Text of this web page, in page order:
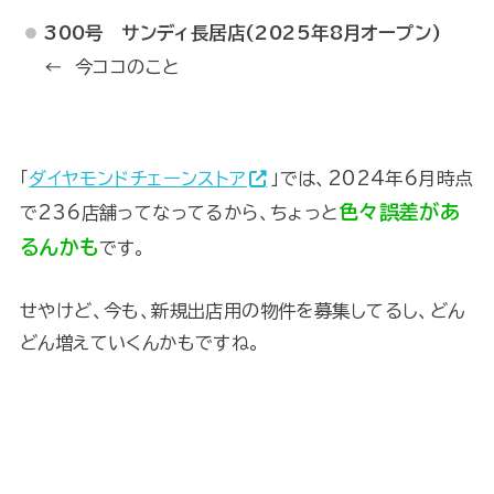
300号 サンディ長居店(2025年8月オープン)
← 今ココのこと
「ダイヤモンドチェーンストア
」では、2024年6月時点
で236店舗ってなってるから、ちょっと色々誤差があ
るんかもです。
せやけど、今も、新規出店用の物件を募集してるし、どん
どん増えていくんかもですね。